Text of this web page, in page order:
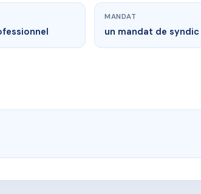
MANDAT
un mandat de syndic